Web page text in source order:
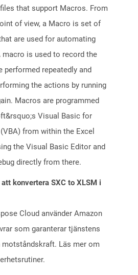
that support Macros. From
of view, a Macro is set of
are used for automating
macro is used to record the
performed repeatedly and
the actions by running
Macros are programmed
Visual Basic for
from within the Excel
the Visual Basic Editor and
directly from there.
konvertera SXC to XLSM i
Cloud använder Amazon
som garanterar tjänstens
Läs mer om